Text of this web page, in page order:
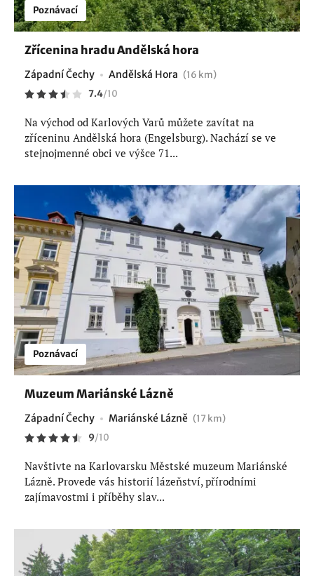
Poznávací
Zřícenina hradu Andělská hora
Západní Čechy Andělská Hora (16 km)
7.4/10
Na východ od Karlových Varů můžete zavítat na
zříceninu Andělská hora (Engelsburg). Nachází se ve
stejnojmenné obci ve výšce 71...
Poznávací
Muzeum Mariánské Lázně
Západní Čechy Mariánské Lázně (17 km)
9/10
Navštivte na Karlovarsku Městské muzeum Mariánské
Lázně. Provede vás historií lázeňství, přírodními
zajímavostmi i příběhy slav...